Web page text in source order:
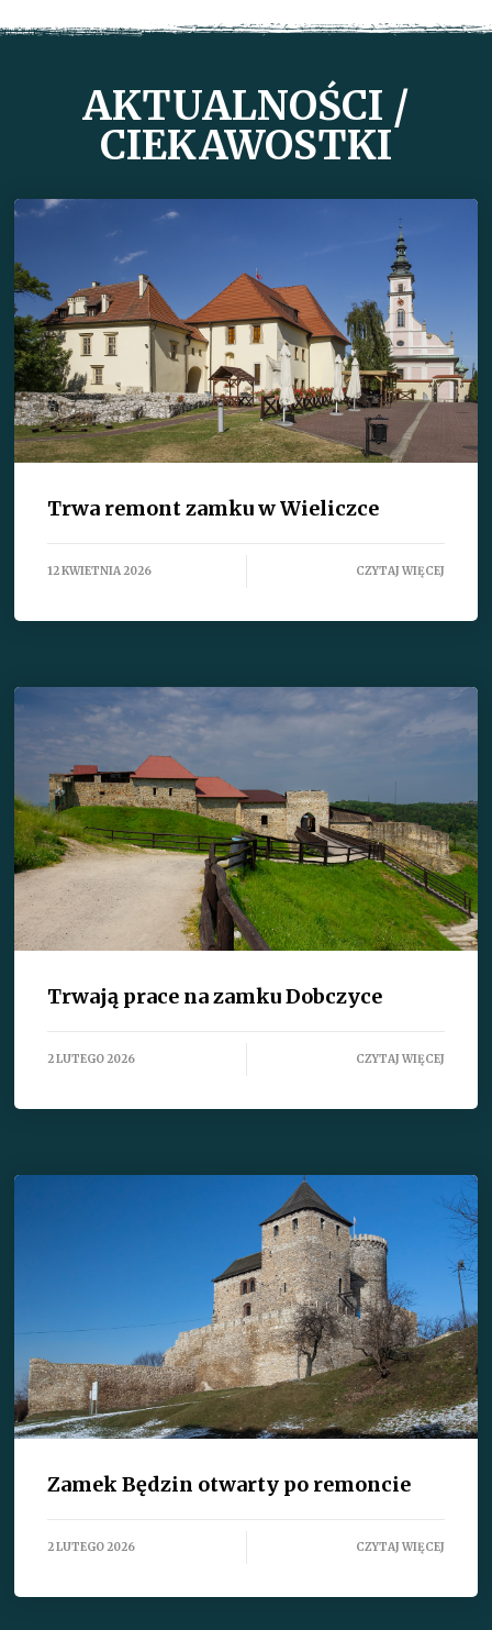
AKTUALNOŚCI /
CIEKAWOSTKI
Trwa remont zamku w Wieliczce
12 KWIETNIA 2026 CZYTAJ WIĘCEJ
Trwają prace na zamku Dobczyce
2 LUTEGO 2026 CZYTAJ WIĘCEJ
Zamek Będzin otwarty po remoncie
2 LUTEGO 2026 CZYTAJ WIĘCEJ